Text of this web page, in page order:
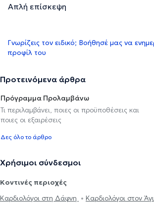
Απλή επίσκεψη
Γνωρίζεις τον ειδικό; Βοήθησέ μας να
προφίλ του
Προτεινόμενα άρθρα
Πρόγραμμα Προλαμβάνω
Τι περιλαμβάνει, ποιες οι προϋποθέσεις και
ποιες οι εξαιρέσεις
Δες όλο το άρθρο
Χρήσιμοι σύνδεσμοι
Κοντινές περιοχές
Καρδιολόγοι στη Δάφνη
Καρδιολόγοι στον